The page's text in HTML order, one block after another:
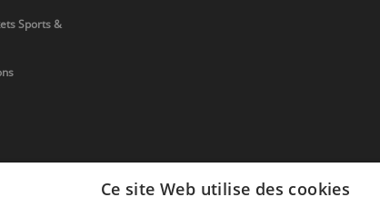
Sports &
Ce site Web utilise des cookies